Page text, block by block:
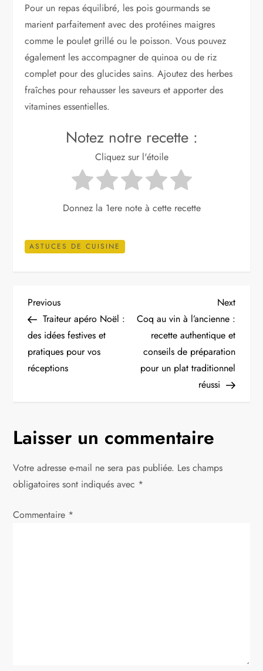
Pour un repas équilibré, les pois gourmands se
marient parfaitement avec des protéines maigres
comme le poulet grillé ou le poisson. Vous pouvez
également les accompagner de quinoa ou de riz
complet pour des glucides sains. Ajoutez des herbes
fraîches pour rehausser les saveurs et apporter des
vitamines essentielles.
Notez notre recette :
Cliquez sur l'étoile
Donnez la 1ere note à cette recette
ASTUCES DE CUISINE
N
a
v
a
t
Previous
Post
Previous
Traiteur apéro Noël :
des idées festives et
pratiques pour vos
réceptions
Next
Post
Next
Coq au vin à l’ancienne :
recette authentique et
conseils de préparation
pour un plat traditionnel
réussi
Laisser un commentaire
Votre adresse e-mail ne sera pas publiée. Les champs
obligatoires sont indiqués avec *
Commentaire *